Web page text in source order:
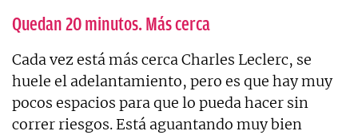
Quedan 20 minutos. Más cerca
Cada vez está más cerca Charles Leclerc, se
huele el adelantamiento, pero es que hay muy
pocos espacios para que lo pueda hacer sin
correr riesgos. Está aguantando muy bien